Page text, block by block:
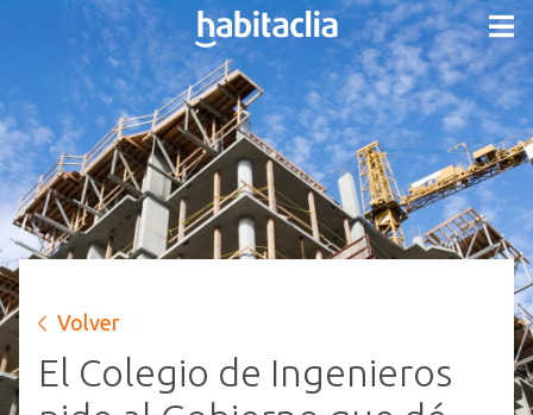
Volver
El Colegio de Ingenieros